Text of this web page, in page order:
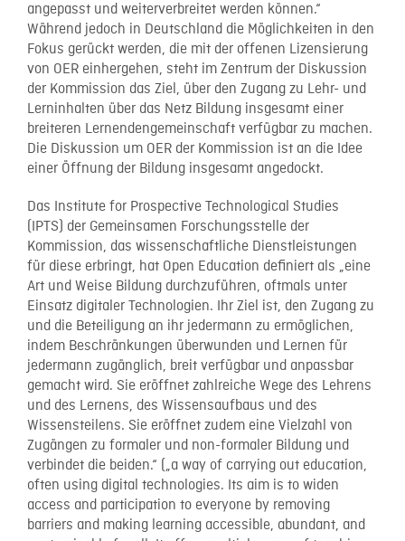
angepasst und weiterverbreitet werden können.“
Während jedoch in Deutschland die Möglichkeiten in den
Fokus gerückt werden, die mit der offenen Lizensierung
von OER einhergehen, steht im Zentrum der Diskussion
der Kommission das Ziel, über den Zugang zu Lehr- und
Lerninhalten über das Netz Bildung insgesamt einer
breiteren Lernendengemeinschaft verfügbar zu machen.
Die Diskussion um OER der Kommission ist an die Idee
einer Öffnung der Bildung insgesamt angedockt.
Das Institute for Prospective Technological Studies
(IPTS) der Gemeinsamen Forschungsstelle der
Kommission, das wissenschaftliche Dienstleistungen
für diese erbringt, hat Open Education definiert als „eine
Art und Weise Bildung durchzuführen, oftmals unter
Einsatz digitaler Technologien. Ihr Ziel ist, den Zugang zu
und die Beteiligung an ihr jedermann zu ermöglichen,
indem Beschränkungen überwunden und Lernen für
jedermann zugänglich, breit verfügbar und anpassbar
gemacht wird. Sie eröffnet zahlreiche Wege des Lehrens
und des Lernens, des Wissensaufbaus und des
Wissensteilens. Sie eröffnet zudem eine Vielzahl von
Zugängen zu formaler und non-formaler Bildung und
verbindet die beiden.“ („a way of carrying out education,
often using digital technologies. Its aim is to widen
access and participation to everyone by removing
barriers and making learning accessible, abundant, and